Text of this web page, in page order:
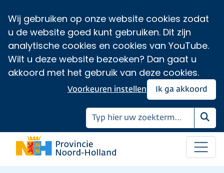
Wij gebruiken op onze website cookies zodat
u de website goed kunt gebruiken. Dit zijn
analytische cookies en cookies van YouTube.
Wilt u deze website bezoeken? Dan gaat u
akkoord met het gebruik van deze cookies.
Ik ga akkoord
Voorkeuren instellen